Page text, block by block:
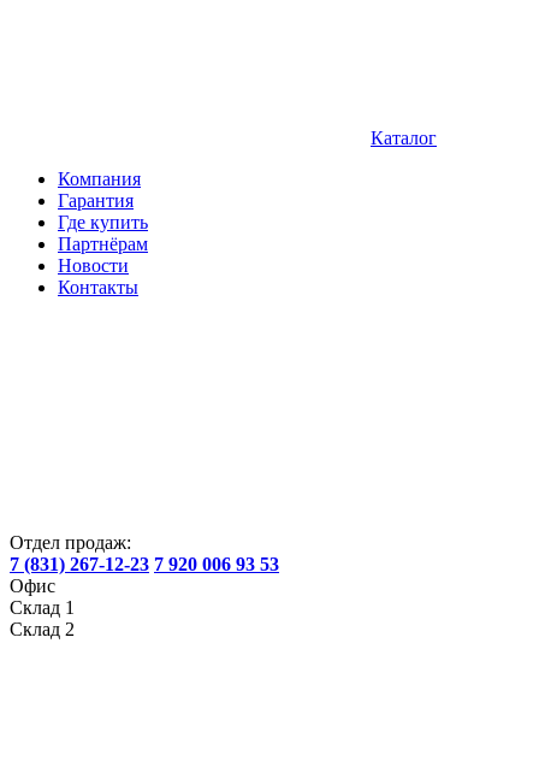
Каталог
Компания
Гарантия
Где купить
Партнёрам
Новости
Контакты
Отдел продаж:
7 (831) 267-12-23 7 920 006 93 53
Офис
Склад 1
Склад 2